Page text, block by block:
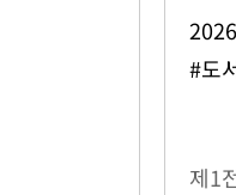
#도
제1